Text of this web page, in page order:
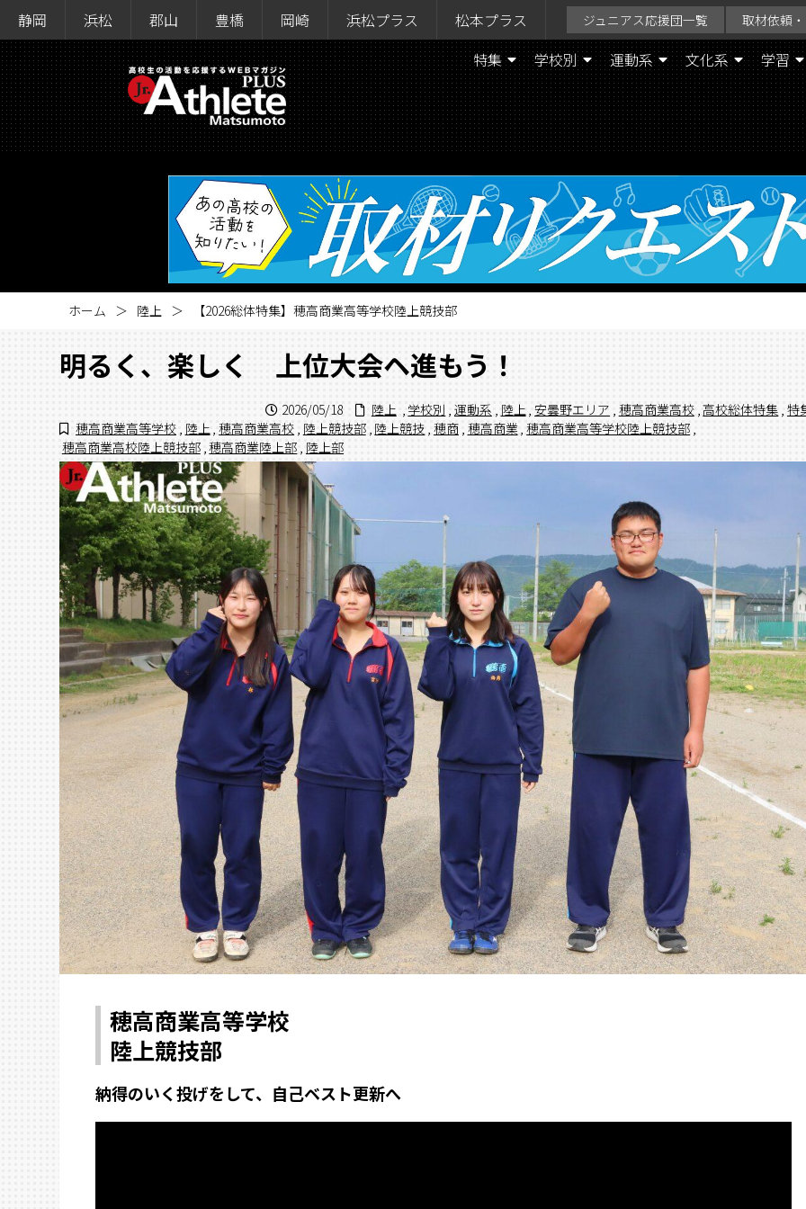
静岡 浜松 郡山 豊橋 岡崎 浜松プラス 松本プラス ジュニアス応援団一覧 取材依頼
特集 学校別 運動系 文化系 学習
ホーム 陸上 【2026総体特集】穂高商業高等学校陸上競技部
明るく、楽しく 上位大会ヘ進もう！
2026/05/18 陸上 , 学校別 , 運動系 , 陸上, 安曇野エリア , 穂高商業高校 ,高校総体特集 , 特
穂高商業高等学校 , 陸上, 穂高商業高校 , 陸上競技部 , 陸上競技 , 穂商 , 穂高商業, 穂高商業高等学校陸上競技部 ,
穂高商業高校陸上競技部 ,穂高商業陸上部 , 陸上部
穂高商業高等学校
陸上競技部
納得のいく投げをして、自己ベスト更新へ